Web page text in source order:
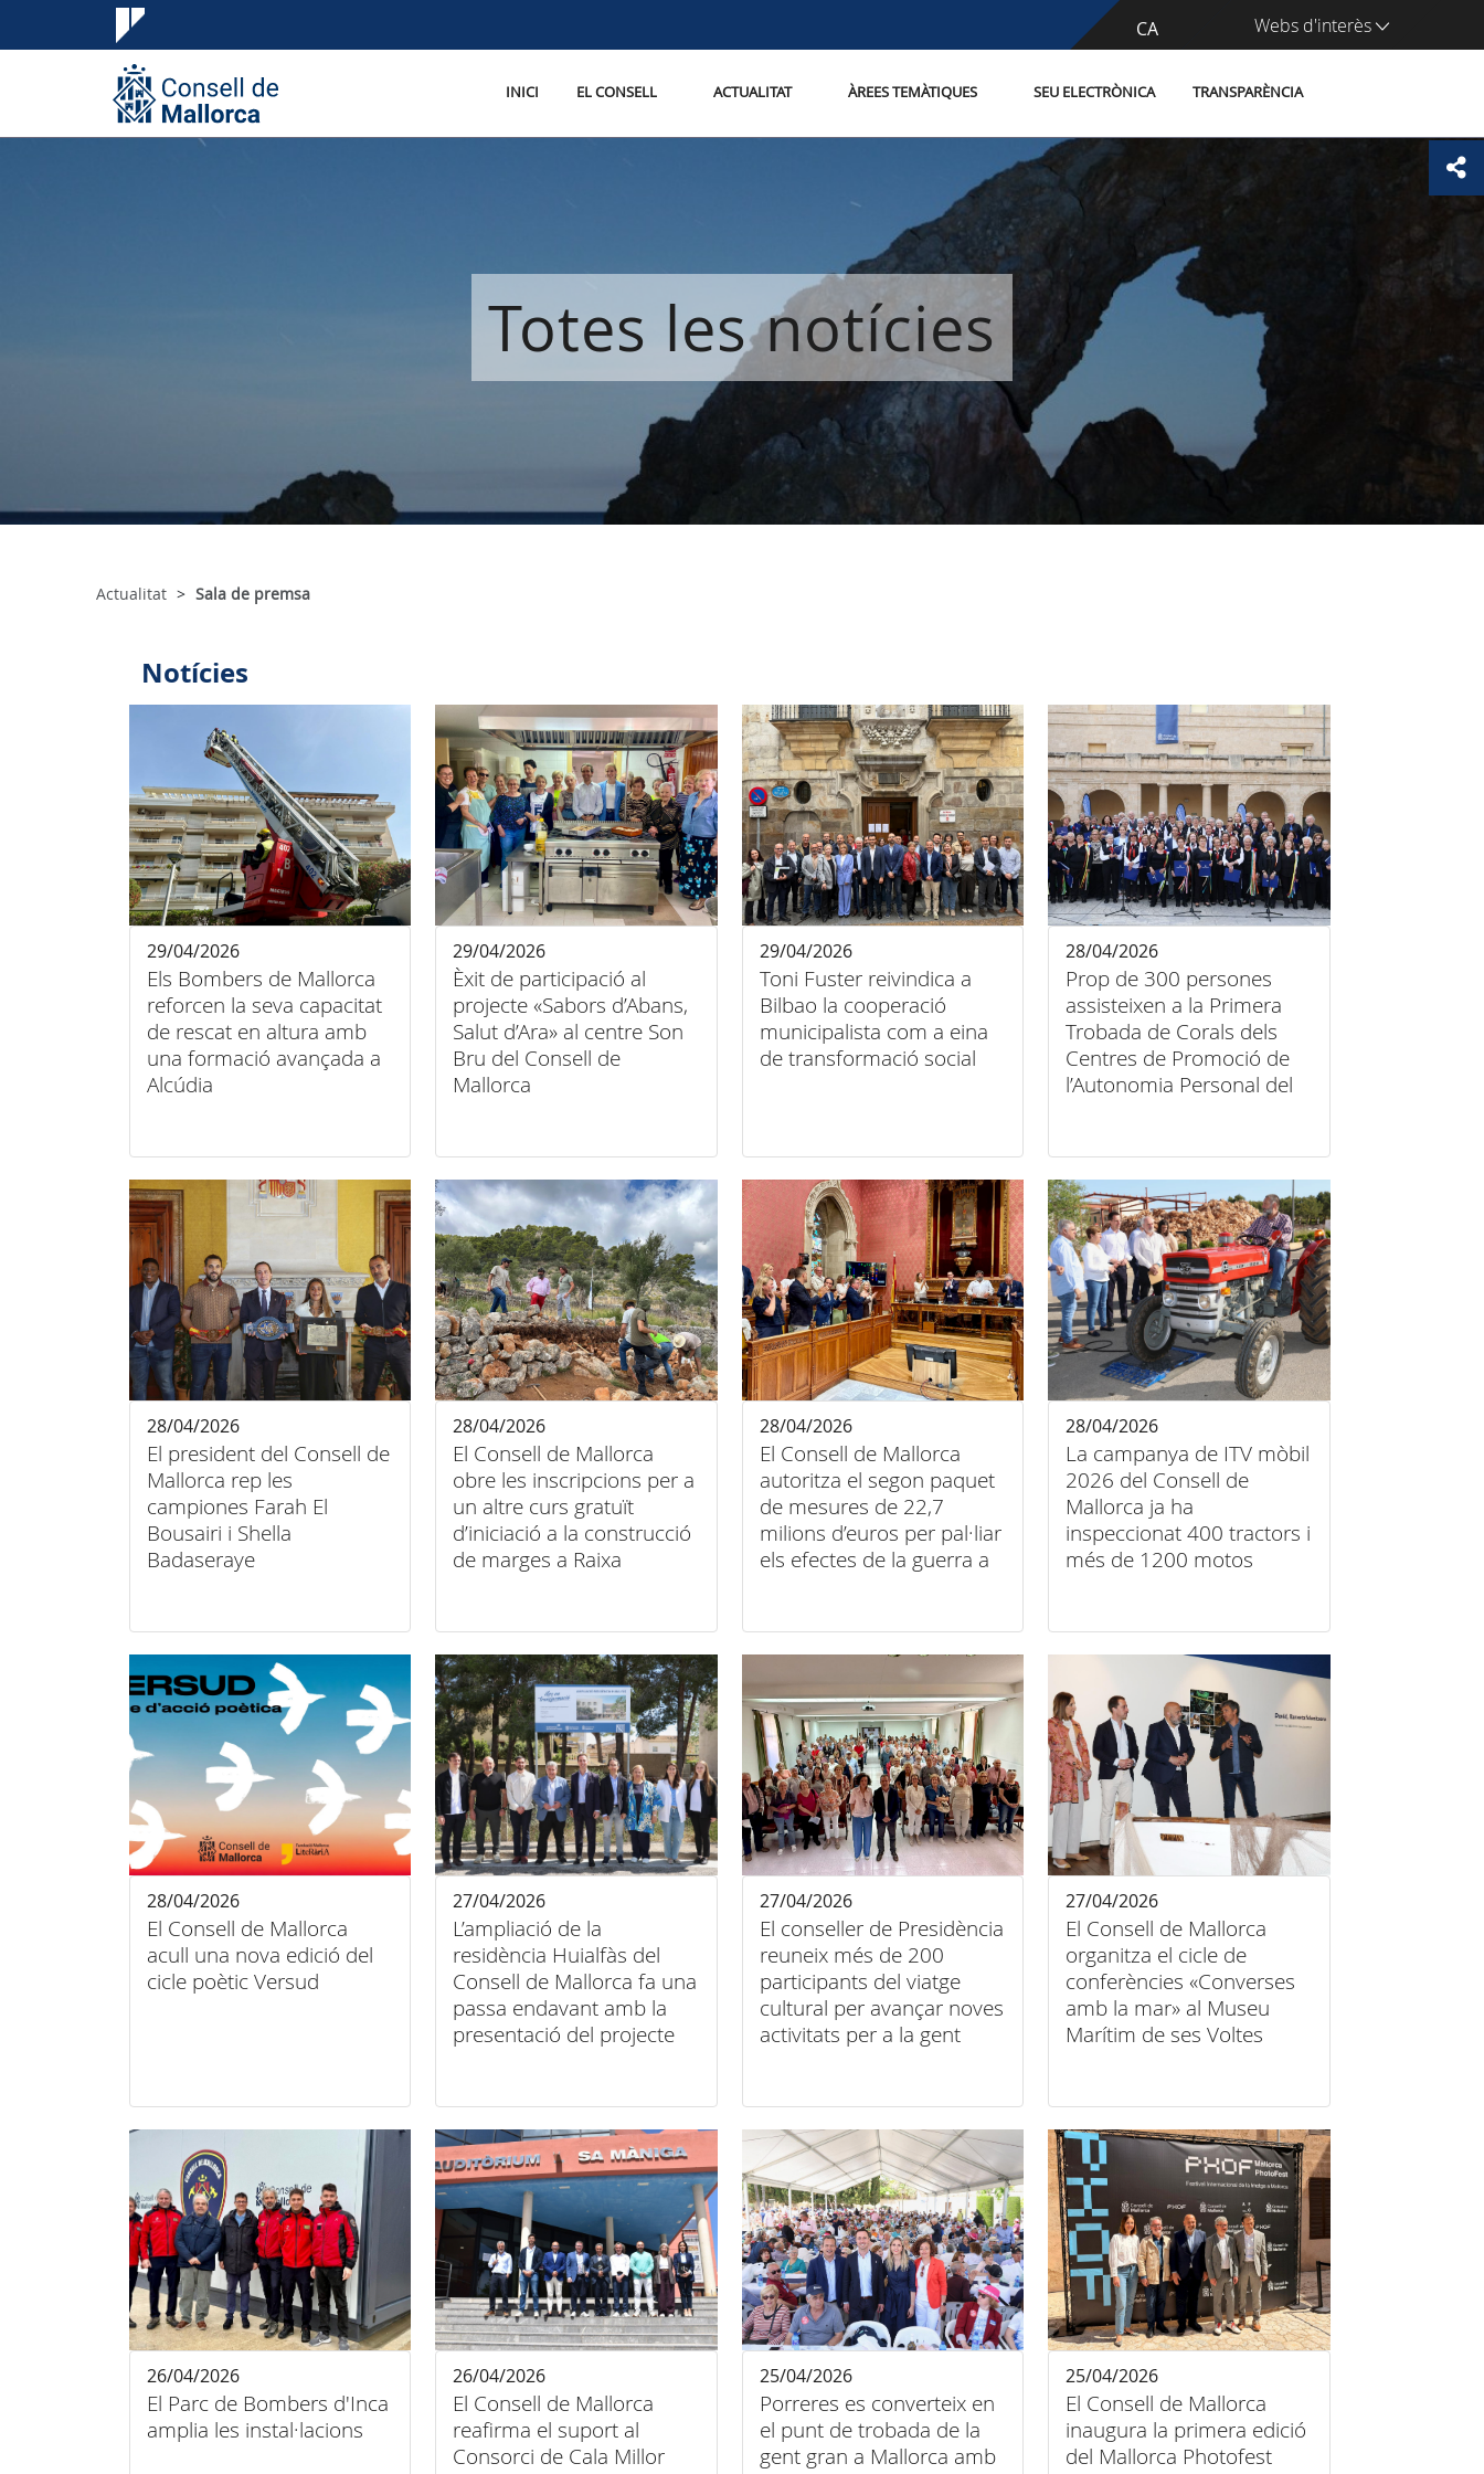
CA
ES Webs d'interès
INICI EL CONSELL ACTUALITAT ÀREES TEMÀTIQUES SEU ELECTRÒNICA TRANSPARÈNCIA
Totes les notícies
Actualitat Sala de premsa
Notícies
Els Bombers de Mallorca
reforcen la seva capacitat
de rescat en altura amb
una formació avançada a
Alcúdia
29/04/2026
Èxit de participació al
projecte «Sabors d’Abans,
Salut d’Ara» al centre Son
Bru del Consell de
Mallorca
29/04/2026
Toni Fuster reivindica a
Bilbao la cooperació
municipalista com a eina
de transformació social
29/04/2026
Prop de 300 persones
assisteixen a la Primera
Trobada de Corals dels
Centres de Promoció de
l’Autonomia Personal del
28/04/2026
El president del Consell de
Mallorca rep les
campiones Farah El
Bousairi i Shella
Badaseraye
28/04/2026
El Consell de Mallorca
obre les inscripcions per a
un altre curs gratuït
d’iniciació a la construcció
de marges a Raixa
28/04/2026
El Consell de Mallorca
autoritza el segon paquet
de mesures de 22,7
milions d’euros per pal·liar
els efectes de la guerra a
28/04/2026
La campanya de ITV mòbil
2026 del Consell de
Mallorca ja ha
inspeccionat 400 tractors i
més de 1200 motos
28/04/2026
El Consell de Mallorca
acull una nova edició del
cicle poètic Versud
28/04/2026
L’ampliació de la
residència Huialfàs del
Consell de Mallorca fa una
passa endavant amb la
presentació del projecte
27/04/2026
El conseller de Presidència
reuneix més de 200
participants del viatge
cultural per avançar noves
activitats per a la gent
27/04/2026
El Consell de Mallorca
organitza el cicle de
conferències «Converses
amb la mar» al Museu
Marítim de ses Voltes
27/04/2026
El Parc de Bombers d'Inca
amplia les instal·lacions
26/04/2026
El Consell de Mallorca
reafirma el suport al
Consorci de Cala Millor
26/04/2026
Porreres es converteix en
el punt de trobada de la
gent gran a Mallorca amb
25/04/2026
El Consell de Mallorca
inaugura la primera edició
del Mallorca Photofest
25/04/2026